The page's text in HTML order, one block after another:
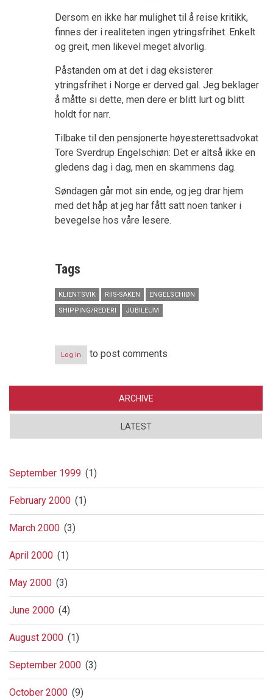
Dersom en ikke har mulighet til å reise kritikk,
finnes der i realiteten ingen ytringsfrihet. Enkelt
og greit, men likevel meget alvorlig.
Påstanden om at det i dag eksisterer
ytringsfrihet i Norge er derved gal. Jeg beklager
å måtte si dette, men dere er blitt lurt og blitt
holdt for narr.
Tilbake til den pensjonerte høyesterettsadvokat
Tore Sverdrup Engelschiøn: Det er altså ikke en
gledens dag i dag, men en skammens dag.
Søndagen går mot sin ende, og jeg drar hjem
med det håp at jeg har fått satt noen tanker i
bevegelse hos våre lesere.
Tags
KLIENTSVIK RIIS-SAKEN
ENGELSCHIØN
SHIPPING/REDERI
JUBILEUM
Log in to post comments
ARCHIVE
LATEST
September 1999 (1)
February 2000 (1)
March 2000 (3)
April 2000 (1)
May 2000 (3)
June 2000 (4)
August 2000 (1)
September 2000 (3)
October 2000 (9)